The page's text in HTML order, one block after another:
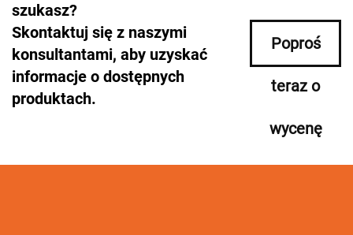
szukasz?
Skontaktuj się z naszymi
konsultantami, aby uzyskać
informacje o dostępnych
produktach.
Poproś
teraz o
wycenę